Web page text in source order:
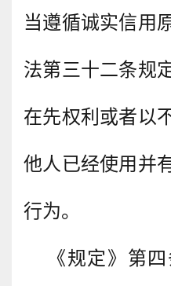
当遵循诚实信用
法第三十二条规
在先权利或者以
他人已经使用并
行为。
《规定》第